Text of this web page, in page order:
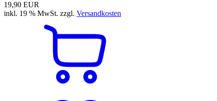
19,90 EUR
inkl. 19 % MwSt. zzgl. Versandkosten